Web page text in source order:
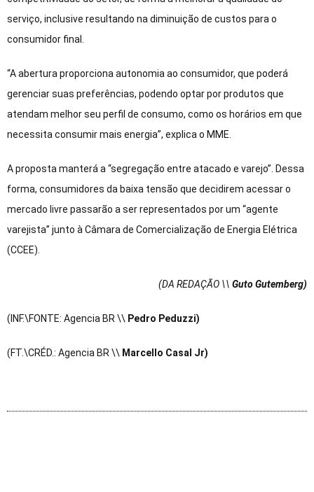
serviço, inclusive resultando na diminuição de custos para o
consumidor final.
“A abertura proporciona autonomia ao consumidor, que poderá
gerenciar suas preferências, podendo optar por produtos que
atendam melhor seu perfil de consumo, como os horários em que
necessita consumir mais energia”, explica o MME.
A proposta manterá a “segregação entre atacado e varejo”. Dessa
forma, consumidores da baixa tensão que decidirem acessar o
mercado livre passarão a ser representados por um “agente
varejista” junto à Câmara de Comercialização de Energia Elétrica
(CCEE).
(DA REDAÇÃO \\ Guto Gutemberg)
(INF.\FONTE: Agencia BR \\ Pedro Peduzzi)
(FT.\CRÉD.: Agencia BR \\ Marcello Casal Jr)